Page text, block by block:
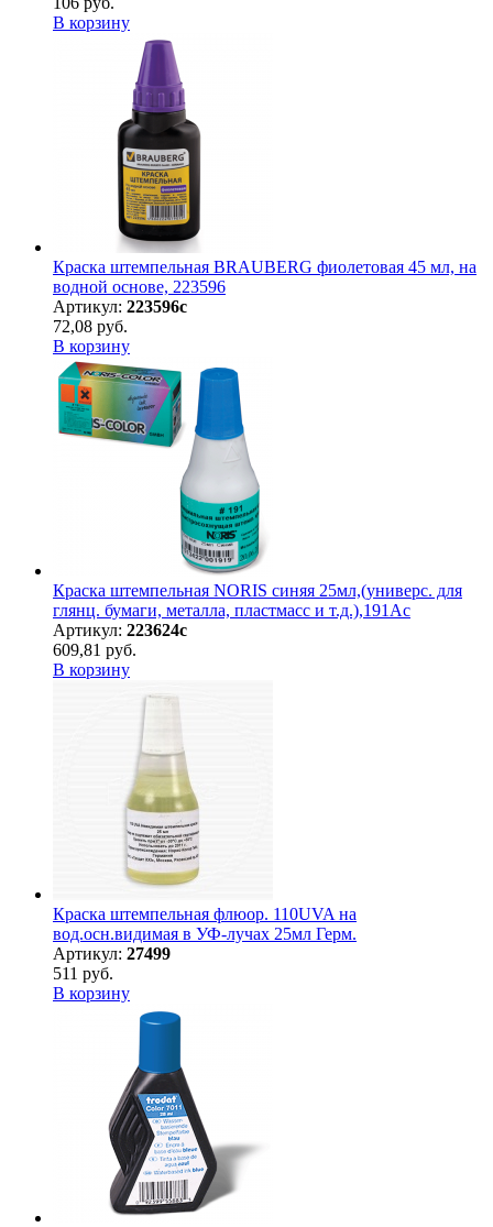
В корзину
Краска штемпельная BRAUBERG фиолетовая 45 мл, на
водной основе, 223596
Артикул: 223596с
72,08 руб.
В корзину
Краска штемпельная NORIS синяя 25мл,(универс. для
глянц. бумаги, металла, пластмасс и т.д.),191Ас
Артикул: 223624с
609,81 руб.
В корзину
Краска штемпельная флюор. 110UVA на
вод.осн.видимая в УФ-лучах 25мл Герм.
Артикул: 27499
511 руб.
В корзину